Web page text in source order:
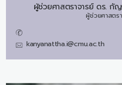
ผู้ช่วยศาสตราจารย์ ดร. กั
ผู้ช่วยศาสตร
kanyanattha.i@cmu.ac.th